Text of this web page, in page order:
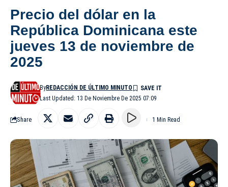
Precio del dólar en la
República Dominicana este
jueves 13 de noviembre de
2025
Last Updated: 13 De Noviembre De 2025 07:09
ByREDACCIÓN DE ÚLTIMO MINUTO
Share 1 Min Read